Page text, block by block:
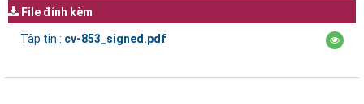
File đính kèm
Tập tin : cv-853_signed.pdf